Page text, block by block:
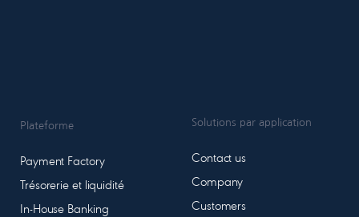
Plateforme
Payment Factory
Trésorerie et liquidité
In-House Banking
Solutions par application
Contact us
Company
Customers